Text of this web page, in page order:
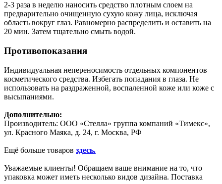
2-3 раза в неделю наносить средство плотным слоем на
предварительно очищенную сухую кожу лица, исключая
область вокруг глаз. Равномерно распределить и оставить на
20 мин. Затем тщательно смыть водой.
Противопоказания
Индивидуальная непереносимость отдельных компонентов
косметического средства. Избегать попадания в глаза. Не
использовать на раздраженной, воспаленной коже или коже с
высыпаниями.
Дополнительно:
Производитель: ООО «Стелла» группа компаний «Тимекс»,
ул. Красного Маяка, д. 24, г. Москва, РФ
Ещё больше товаров здесь.
Уважаемые клиенты! Обращаем ваше внимание на то, что
упаковка может иметь несколько видов дизайна. Поставка